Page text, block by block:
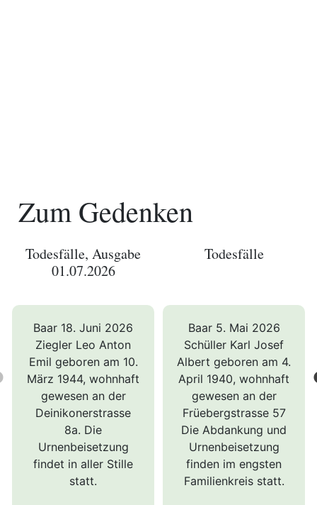
Zum Gedenken
Previous
Todesfälle, Ausgabe
01.07.2026
Baar 18. Juni 2026
Ziegler Leo Anton
Emil geboren am 10.
März 1944, wohnhaft
gewesen an der
Deinikonerstrasse
8a. Die
Urnenbeisetzung
findet in aller Stille
statt.
Todesfälle
Baar 5. Mai 2026
Schüller Karl Josef
Albert geboren am 4.
April 1940, wohnhaft
gewesen an der
Früebergstrasse 57
Die Abdankung und
Urnenbeisetzung
finden im engsten
Familienkreis statt.